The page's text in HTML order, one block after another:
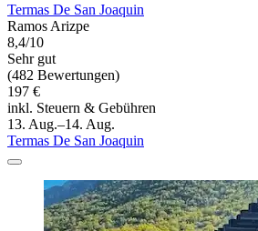
Termas De San Joaquin
Ramos Arizpe
8,4/10
Sehr gut
(482 Bewertungen)
197 €
inkl. Steuern & Gebühren
13. Aug.–14. Aug.
Termas De San Joaquin